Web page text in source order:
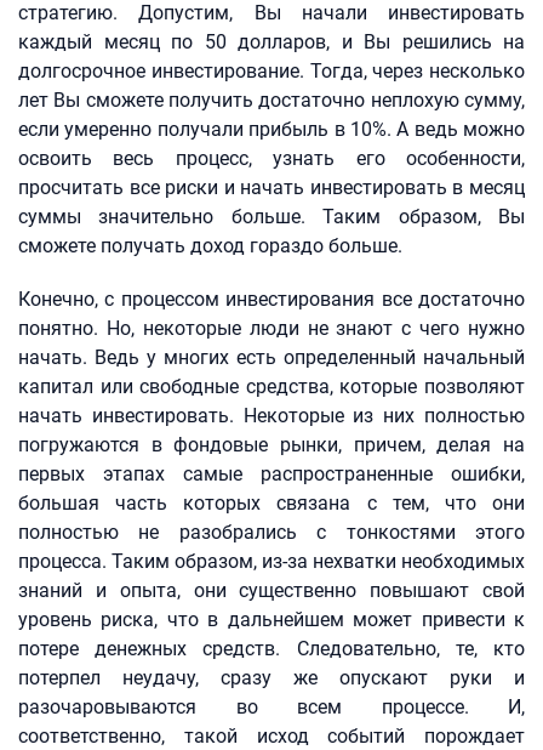
стратегию. Допустим, Вы начали инвестировать
каждый месяц по 50 долларов, и Вы решились на
долгосрочное инвестирование. Тогда, через несколько
лет Вы сможете получить достаточно неплохую сумму,
если умеренно получали прибыль в 10%. А ведь можно
освоить весь процесс, узнать его особенности,
просчитать все риски и начать инвестировать в месяц
суммы значительно больше. Таким образом, Вы
сможете получать доход гораздо больше.
Конечно, с процессом инвестирования все достаточно
понятно. Но, некоторые люди не знают с чего нужно
начать. Ведь у многих есть определенный начальный
капитал или свободные средства, которые позволяют
начать инвестировать. Некоторые из них полностью
погружаются в фондовые рынки, причем, делая на
первых этапах самые распространенные ошибки,
большая часть которых связана с тем, что они
полностью не разобрались с тонкостями этого
процесса. Таким образом, из-за нехватки необходимых
знаний и опыта, они существенно повышают свой
уровень риска, что в дальнейшем может привести к
потере денежных средств. Следовательно, те, кто
потерпел неудачу, сразу же опускают руки и
разочаровываются во всем процессе. И,
соответственно, такой исход событий порождает